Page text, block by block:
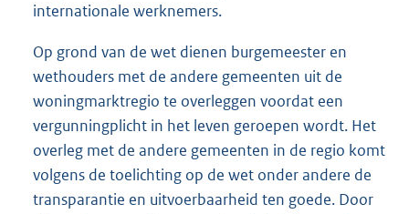
internationale werknemers.
Op grond van de wet dienen burgemeester en
wethouders met de andere gemeenten uit de
woningmarktregio te overleggen voordat een
vergunningplicht in het leven geroepen wordt. Het
overleg met de andere gemeenten in de regio komt
volgens de toelichting op de wet onder andere de
transparantie en uitvoerbaarheid ten goede. Door